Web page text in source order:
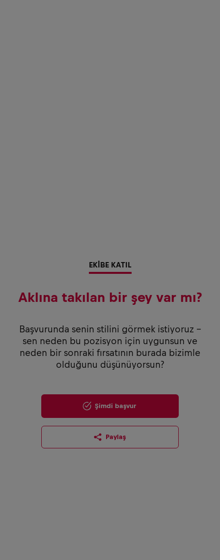
EKİBE KATIL
Aklına takılan bir şey var mı?
Başvurunda senin stilini görmek istiyoruz –
sen neden bu pozisyon için uygunsun ve
neden bir sonraki fırsatının burada bizimle
olduğunu düşünüyorsun?
Şimdi başvur
Paylaş